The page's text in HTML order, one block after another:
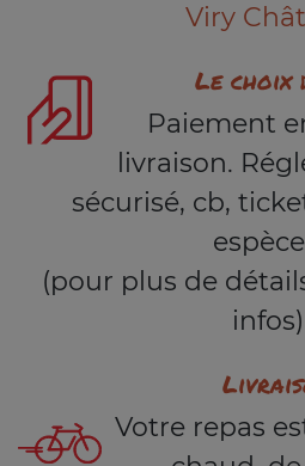
Viry
Le choix
Paiement
livraison.
sécurisé, cb,
(pour plus de
infos)
Votre repas